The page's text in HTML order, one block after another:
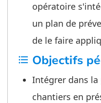
opératoire
un plan de
de le faire
format_list_bulleted Objectifs
Intégrer dans la
chantiers en